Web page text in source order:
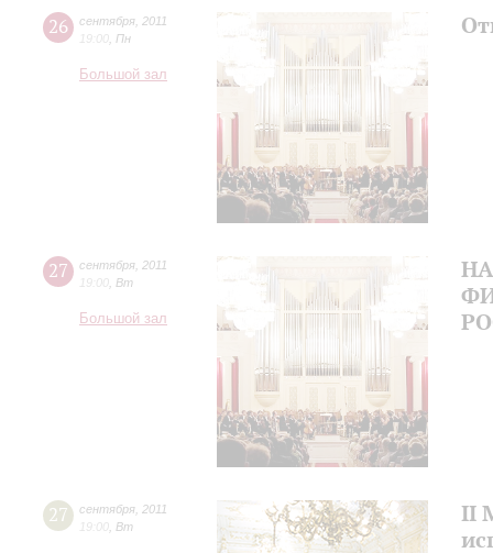
26 сентября 2011
19:00 Пн
Большой зал
27 сентября 2011
19:00 Вт
Большой зал
27 сентября 2011
19:00 Вт
II